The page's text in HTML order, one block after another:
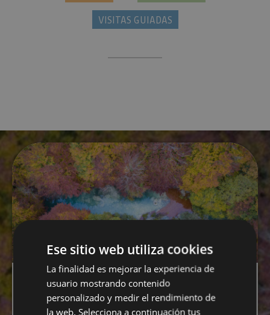
VISITAS GUIADAS
Suscríbete a la
Ese sitio web utiliza cookies
La finalidad es mejorar la experiencia de
usuario mostrando contenido
personalizado y medir el rendimiento de
la web. Selecciona a continuación tus